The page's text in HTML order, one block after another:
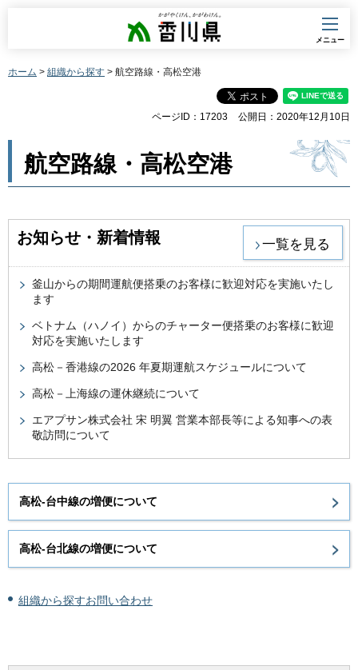
香川県
メニュー
ホーム > 組織から探す > 航空路線・高松空港
ページID：17203 公開日：2020年12月10日
航空路線・高松空港
お知らせ・新着情報 一覧を見る
釜山からの期間運航便搭乗のお客様に歓迎対応を実施いたし
ます
ベトナム（ハノイ）からのチャーター便搭乗のお客様に歓迎
対応を実施いたします
高松－香港線の2026 年夏期運航スケジュールについて
高松－上海線の運休継続について
エアプサン株式会社 宋 明翼 営業本部長等による知事への表
敬訪問について
高松-台中線の増便について
高松-台北線の増便について
組織から探すお問い合わせ